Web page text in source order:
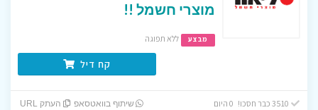
מוצרי חשמל !!
מבצע ללא תפוגה
קח דיל
שיתוף בוואטסאפ העתק URL